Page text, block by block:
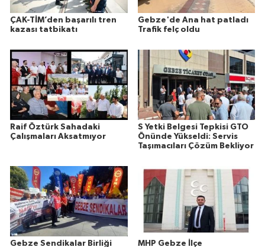
ÇAK-TİM’den başarılı tren
kazası tatbikatı
Gebze'de Ana hat patladı
Trafik felç oldu
Raif Öztürk Sahadaki
Çalışmaları Aksatmıyor
S Yetki Belgesi Tepkisi GTO
Önünde Yükseldi: Servis
Taşımacıları Çözüm Bekliyor
Gebze Sendikalar Birliği MHP Gebze İlçe